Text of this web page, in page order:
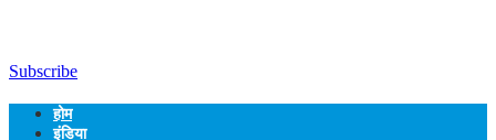
Subscribe
होम
इंडिया